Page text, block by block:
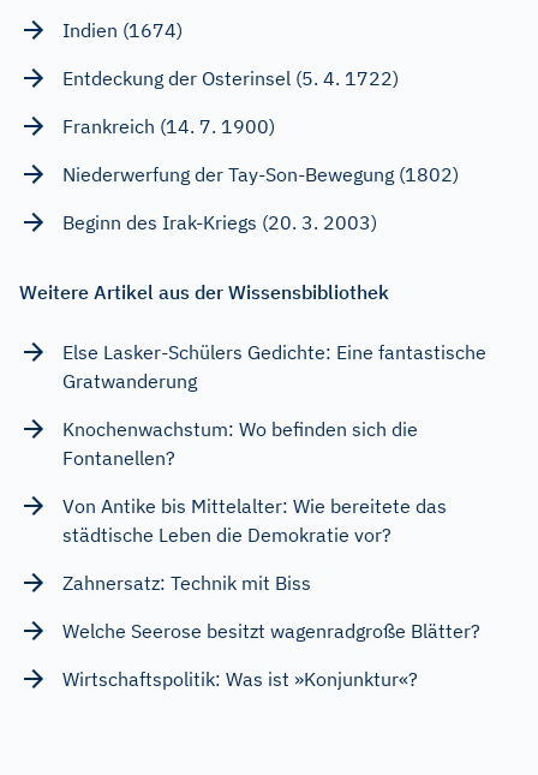
Indien (1674)
Entdeckung der Osterinsel (5. 4. 1722)
Frankreich (14. 7. 1900)
Niederwerfung der Tay-Son-Bewegung (1802)
Beginn des Irak-Kriegs (20. 3. 2003)
Weitere Artikel aus der Wissensbibliothek
Else Lasker-Schülers Gedichte: Eine fantastische
Gratwanderung
Knochenwachstum: Wo befinden sich die
Fontanellen?
Von Antike bis Mittelalter: Wie bereitete das
städtische Leben die Demokratie vor?
Zahnersatz: Technik mit Biss
Welche Seerose besitzt wagenradgroße Blätter?
Wirtschaftspolitik: Was ist »Konjunktur«?